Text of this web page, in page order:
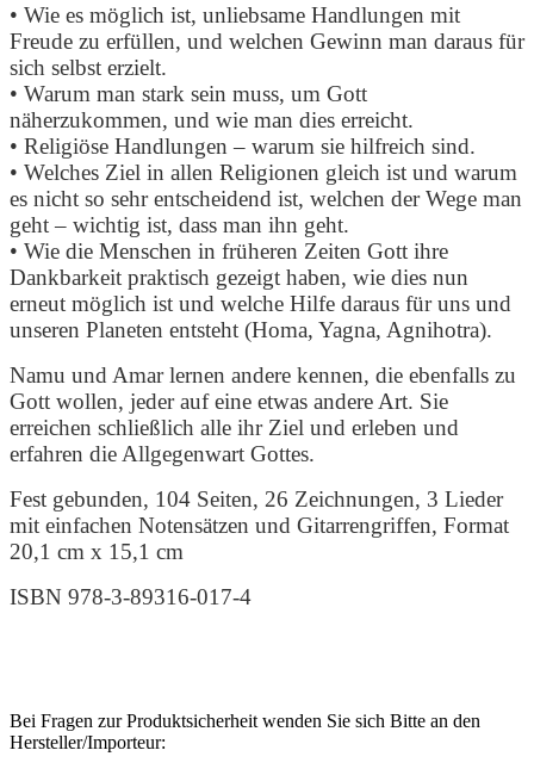
• Wie es möglich ist, unliebsame Handlungen mit
Freude zu erfüllen, und welchen Gewinn man daraus für
sich selbst erzielt.
• Warum man stark sein muss, um Gott
näherzukommen, und wie man dies erreicht.
• Religiöse Handlungen – warum sie hilfreich sind.
• Welches Ziel in allen Religionen gleich ist und warum
es nicht so sehr entscheidend ist, welchen der Wege man
geht – wichtig ist, dass man ihn geht.
• Wie die Menschen in früheren Zeiten Gott ihre
Dankbarkeit praktisch gezeigt haben, wie dies nun
erneut möglich ist und welche Hilfe daraus für uns und
unseren Planeten entsteht (Homa, Yagna, Agnihotra).
Namu und Amar lernen andere kennen, die ebenfalls zu
Gott wollen, jeder auf eine etwas andere Art. Sie
erreichen schließlich alle ihr Ziel und erleben und
erfahren die Allgegenwart Gottes.
Fest gebunden, 104 Seiten, 26 Zeichnungen, 3 Lieder
mit einfachen Notensätzen und Gitarrengriffen, Format
20,1 cm x 15,1 cm
ISBN 978-3-89316-017-4
Bei Fragen zur Produktsicherheit wenden Sie sich Bitte an den
Hersteller/Importeur: